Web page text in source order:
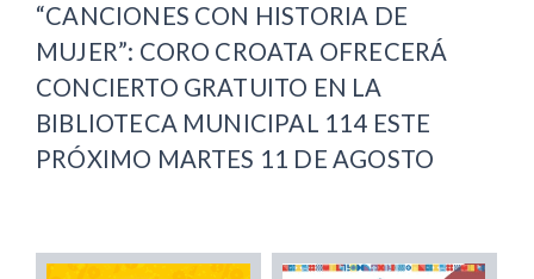
“CANCIONES CON HISTORIA DE
MUJER”: CORO CROATA OFRECERÁ
CONCIERTO GRATUITO EN LA
BIBLIOTECA MUNICIPAL 114 ESTE
PRÓXIMO MARTES 11 DE AGOSTO